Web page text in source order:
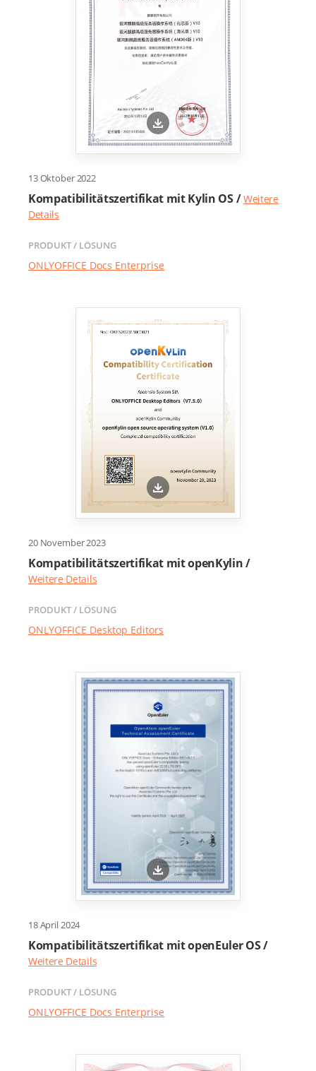
13 Oktober 2022
Kompatibilitätszertifikat mit Kylin OS /Weitere
Details
PRODUKT / LÖSUNG
ONLYOFFICE Docs Enterprise
20 November 2023
Kompatibilitätszertifikat mit openKylin /
Weitere Details
PRODUKT / LÖSUNG
ONLYOFFICE Desktop Editors
18 April 2024
Kompatibilitätszertifikat mit openEuler OS /
Weitere Details
PRODUKT / LÖSUNG
ONLYOFFICE Docs Enterprise